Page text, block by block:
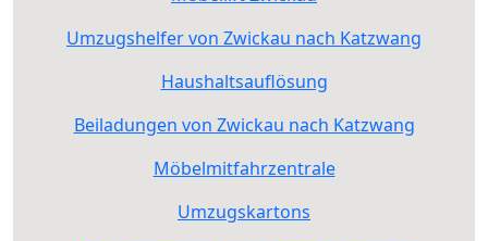
Umzugshelfer von Zwickau nach Katzwang
Haushaltsauflösung
Beiladungen von Zwickau nach Katzwang
Möbelmitfahrzentrale
Umzugskartons